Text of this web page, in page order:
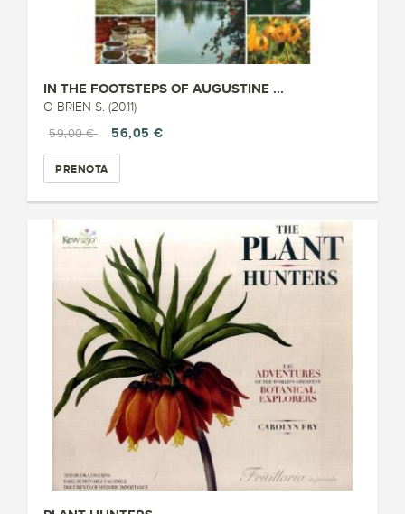
IN THE FOOTSTEPS OF AUGUSTINE ...
O BRIEN S. (2011)
59,00 €
56,05 €
PRENOTA